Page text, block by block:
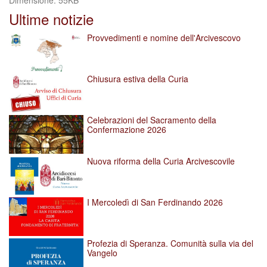
per
vedere
l'immagine
alle
dimensioni
originali…
Ultime notizie
Provvedimenti e nomine dell'Arcivescovo
Chiusura estiva della Curia
Celebrazioni del Sacramento della
Confermazione 2026
Nuova riforma della Curia Arcivescovile
I Mercoledì di San Ferdinando 2026
Profezia di Speranza. Comunità sulla via del
Vangelo